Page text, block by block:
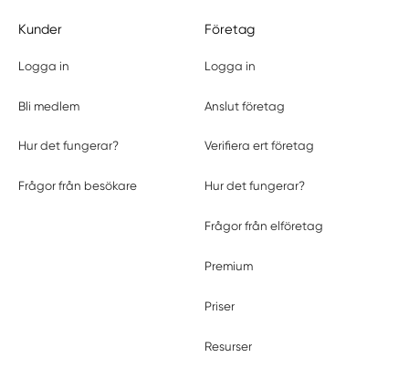
Kunder
Logga in
Bli medlem
Hur det fungerar?
Frågor från besökare
Företag
Logga in
Anslut företag
Verifiera ert företag
Hur det fungerar?
Frågor från elföretag
Premium
Priser
Resurser